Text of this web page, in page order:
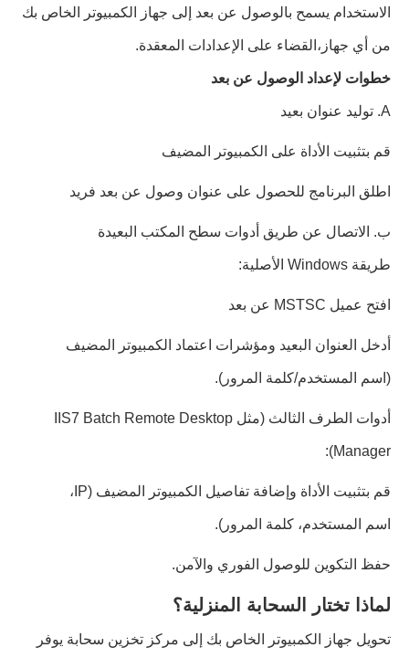
الاستخدام يسمح بالوصول عن بعد إلى جهاز الكمبيوتر الخاص بك
من أي جهاز،القضاء على الإعدادات المعقدة.
خطوات لإعداد الوصول عن بعد
A. توليد عنوان بعيد
قم بتثبيت الأداة على الكمبيوتر المضيف
اطلق البرنامج للحصول على عنوان وصول عن بعد فريد
ب. الاتصال عن طريق أدوات سطح المكتب البعيدة
طريقة Windows الأصلية:
افتح عميل MSTSC عن بعد
أدخل العنوان البعيد ومؤشرات اعتماد الكمبيوتر المضيف
(اسم المستخدم/كلمة المرور).
أدوات الطرف الثالث (مثل IIS7 Batch Remote Desktop
Manager):
قم بتثبيت الأداة وإضافة تفاصيل الكمبيوتر المضيف (IP،
اسم المستخدم، كلمة المرور).
حفظ التكوين للوصول الفوري والآمن.
لماذا تختار السحابة المنزلية؟
تحويل جهاز الكمبيوتر الخاص بك إلى مركز تخزين سحابة يوفر